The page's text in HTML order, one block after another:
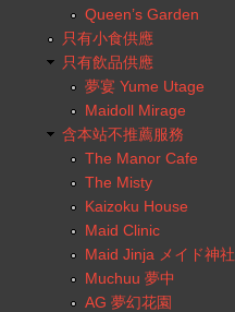
Queen’s Garden
只有小食供應
只有飲品供應
夢宴 Yume Utage
Maidoll Mirage
含本站不推薦服務
The Manor Cafe
The Misty
Kaizoku House
Maid Clinic
Maid Jinja メイド神社
Muchuu 夢中
AG 夢幻花園